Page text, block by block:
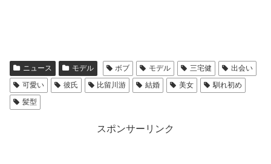
ニュース モデル ボブ モデル 三宅健
出会い
可愛い
彼氏 比留川游 結婚 美女
馴れ初め
髪型
スポンサーリンク